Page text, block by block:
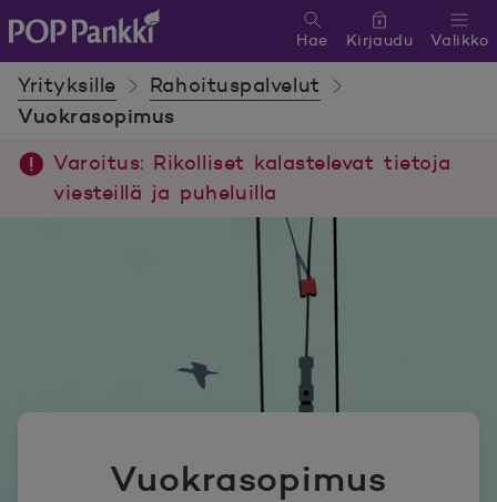
POP Pankki, etusivulle
Valikko
Hae Kirjaudu
Yrityksille Rahoituspalvelut
Vuokrasopimus
Varoitus: Rikolliset kalastelevat tietoja
viesteillä ja puheluilla
Vuokrasopimus